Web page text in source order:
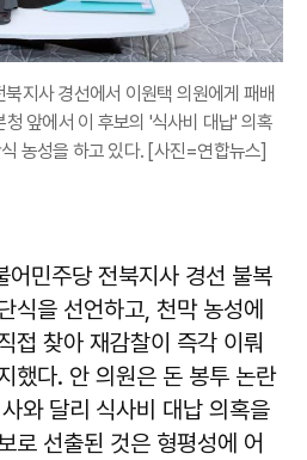
지사 경선에서 이원택 의원에게 패배
앞에서 이 후보의 '식사비 대납' 의혹
농성을 하고 있다. [사진=연합뉴스]
어민주당 전북지사 경선 불복
식을 선언하고, 천막 농성에
접 찾아 재감찰이 즉각 이뤄
했다. 안 의원은 돈 봉투 논란
와 달리 식사비 대납 의혹을
로 선출된 것은 형평성에 어